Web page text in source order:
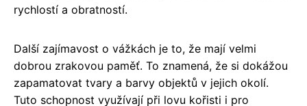
rychlostí a obratností.
Další zajímavost o vážkách je to, že mají velmi
dobrou zrakovou paměť. To znamená, že si dokážou
zapamatovat tvary a barvy objektů v jejich okolí.
Tuto schopnost využívají při lovu kořisti i pro